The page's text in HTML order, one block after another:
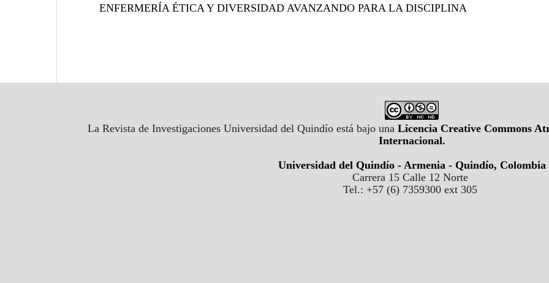
ENFERMERÍA ÉTICA Y DIVERSIDAD AVANZANDO PARA LA DISCIPLINA
La Revista de Investigaciones Universidad del Quindío está bajo una Licencia Creative Commons
Internacional.
Universidad del Quindío - Armenia - Quindío, Colombia
Carrera 15 Calle 12 Norte
Tel.: +57 (6) 7359300 ext 305